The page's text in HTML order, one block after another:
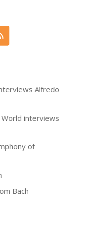
Alfredo
interviews
of
Bach